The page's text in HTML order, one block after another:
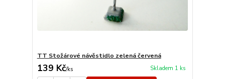
TT Stožárové návěstidlo zelená červená
139 Kč/ks Skladem 1 ks